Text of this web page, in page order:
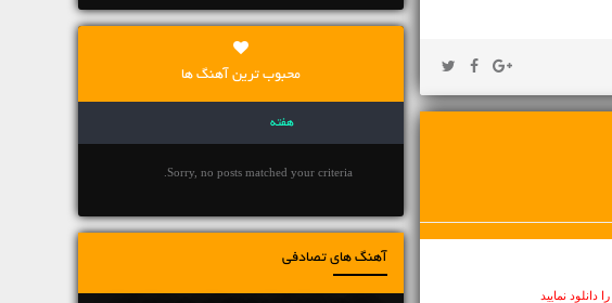
را دانلود نمایید
محبوب ترین آهنگ ها
هفته
Sorry, no posts matched your criteria.
آهنگ های تصادفی